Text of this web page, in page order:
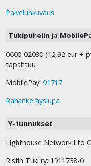
Palvelunkuvaus
Tukipuhelin ja
0600-02030 (12,92 eur +
tapahtuu.
MobilePay: 91717
Rahankeräyslupa
Y-tunnukset
Lighthouse Network Ltd
Ristin Tuki ry: 1911738-0